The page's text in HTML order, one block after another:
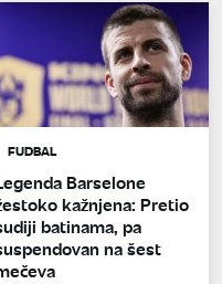
FUDBAL
Barselone
kažnjena: Pretio
batinama, pa
na šest